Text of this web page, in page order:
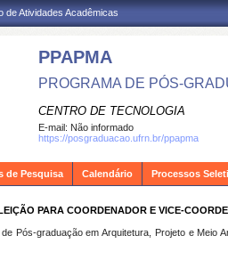
de Atividades Acadêmicas
PPAPMA
PROGRAMA DE PÓS-
CENTRO DE TECNOLOGIA
E-mail: Não informado
https://posgraduacao.ufrn.br/ppapma
de Pesquisa Calendário Processos
PARA COORDENADOR E VICE-
Pós-graduação em Arquitetura, Projeto e Meio